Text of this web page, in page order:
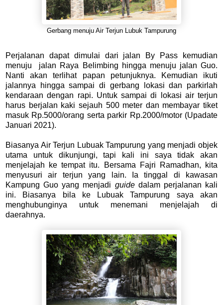
Gerbang menuju Air Terjun Lubuk Tampurung
Perjalanan dapat dimulai dari jalan By Pass kemudian
menuju
jalan Raya Belimbing hingga menuju jalan Guo.
Nanti akan terlihat papan petunjuknya. Kemudian ikuti
jalannya hingga sampai di gerbang lokasi dan parkirlah
kendaraan dengan rapi. Untuk sampai di lokasi air terjun
harus berjalan kaki sejauh 500 meter dan membayar tiket
masuk Rp.5000/orang serta parkir Rp.2000/motor (Upadate
Januari 2021).
Biasanya Air Terjun Lubuak Tampurung yang menjadi objek
utama untuk dikunjungi, tapi kali ini saya tidak akan
menjelajah ke tempat itu. Bersama
Fajri Ramadhan,
kita
menyusuri air terjun yang lain. Ia tinggal di kawasan
Kampung Guo yang menjadi guidedalam perjalanan kali
ini. Biasanya bila ke Lubuak Tampurung saya akan
menghubunginya untuk menemani menjelajah di
daerahnya.